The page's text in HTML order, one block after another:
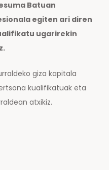
Batuan
egiten ari diren
ugarirekin
giza kapitala
kualifikatuak eta
atxikiz.